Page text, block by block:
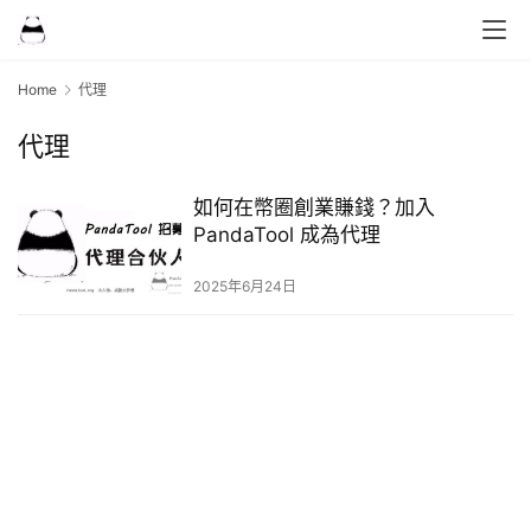
Home 代理
代理
如何在幣圈創業賺錢？加入
PandaTool 成為代理
2025年6月24日